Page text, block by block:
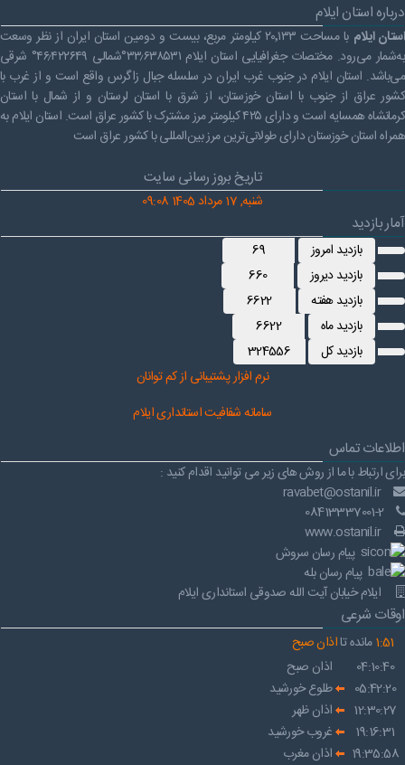
درباره استان ایلام
استان ایلام
با مساحت ۲۰٬۱۳۳ کیلومتر مربع، بیست و دومین استان ایران از نظر وسعت
به‌شمار می‌رود. مختصات جغرافیایی استان ایلام ۳۳٫۶۳۸۵۳۱°شمالی ۴۶٫۴۲۲۶۴۹° شرقی
می‌باشد. استان ایلام در جنوب غرب ایران در سلسله جبال زاگرس واقع است و از غرب با
کشور عراق از جنوب با استان خوزستان، از شرق با استان لرستان و از شمال با استان
کرمانشاه همسایه است و دارای ۴۲۵ کیلومتر مرز مشترک با کشور عراق است. استان ایلام به
همراه استان خوزستان دارای طولانی‌ترین مرز بین‌المللی با کشور عراق است
تاریخ بروز رسانی سایت
شنبه, 17 مرداد 1405 09:08
آمار بازدید
بازدید امروز
69
بازدید دیروز
660
بازدید هفته
6622
بازدید ماه
6622
بازدید کل
324556
نرم افزار پشتیبانی از کم توانان
سامانه شفافیت استانداری ایلام
اطلاعات تماس
برای ارتباط با ما از روش های زیر می توانید اقدام کنید :
ravabet@ostanil.ir
www.ostanil.ir
پیام رسان سروش
پیام رسان بله
ایلام خیابان آیت الله صدوقی استانداری ایلام
اوقات شرعی
1:51 مانده تااذان صبح
04:10:40
اذان صبح
05:42:20
طلوع خورشید
12:30:27
اذان ظهر
19:16:31
غروب خورشید
19:35:58
اذان مغرب